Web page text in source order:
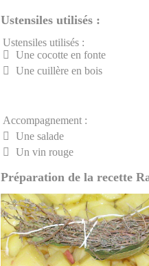
Ustensiles utilisés :
Ustensiles utilisés :
Une cocotte en fonte
Une cuillère en bois
Accompagnement :
Une salade
Un vin rouge
Préparation de la recette